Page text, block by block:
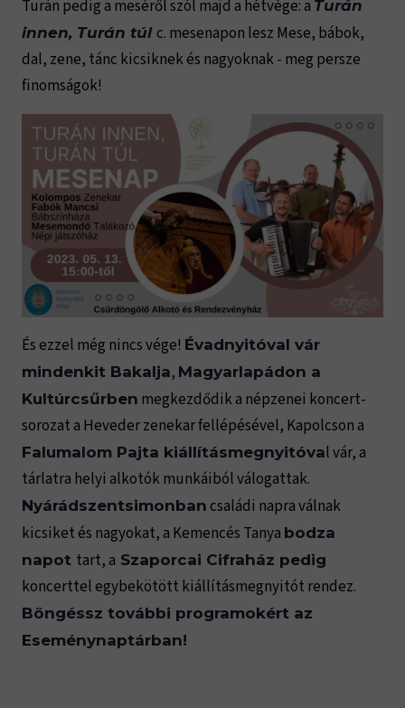
Turán pedig a meséről szól majd a hétvége: a Turán
innen, Turán túl c. mesenapon lesz Mese, bábok,
dal, zene, tánc kicsiknek és nagyoknak - meg persze
finomságok!
És ezzel még nincs vége! Évadnyitóval vár
mindenkit Bakalja, Magyarlapádon a
Kultúrcsűrben megkezdődik a népzenei koncert-
sorozat a Heveder zenekar fellépésével, Kapolcson a
Falumalom Pajta kiállításmegnyitóval vár, a
tárlatra helyi alkotók munkáiból válogattak.
Nyárádszentsimonban családi napra válnak
kicsiket és nagyokat, a Kemencés Tanya bodza
napot tart, a Szaporcai Cifraház pedig
koncerttel egybekötött kiállításmegnyitót rendez.
Böngéssz további programokért az
Eseménynaptárban!